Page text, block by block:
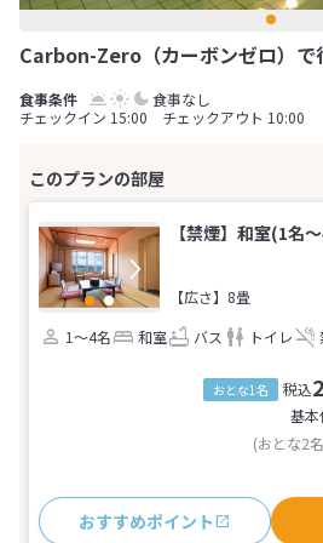
Carbon-Zero（カーボンゼロ）
食事なし
チェックイン 15:00 チェックアウト 10:00
【禁煙】和室(1名
【広さ】8畳
1～4名
和室 バス トイレ
おとな1名 税込
基本
(おとな2
おすすめポイント